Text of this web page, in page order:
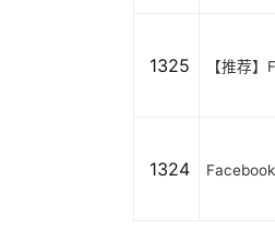
1325 【推荐
1324